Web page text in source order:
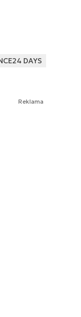
DAYS
Reklama